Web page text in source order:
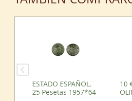
ESTADO ESPAÑOL.
25 Pesetas 1957*64
10